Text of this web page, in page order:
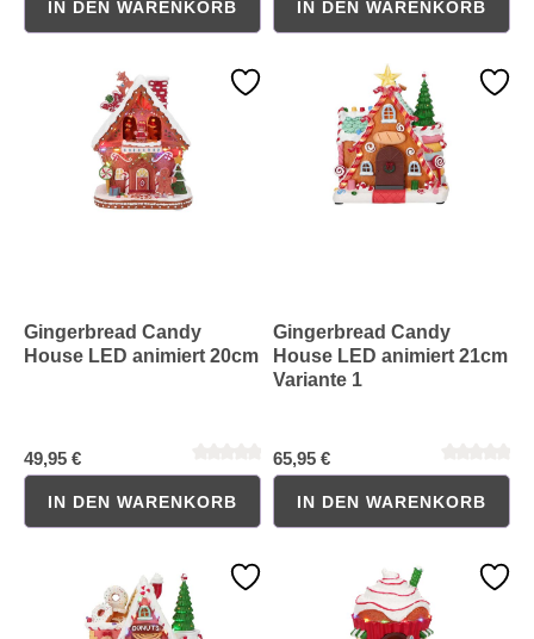
IN DEN WARENKORB IN DEN WARENKORB
Gingerbread Candy
House LED animiert 20cm
49,95 €
IN DEN WARENKORB
Gingerbread Candy
House LED animiert 21cm
Variante 1
65,95 €
IN DEN WARENKORB